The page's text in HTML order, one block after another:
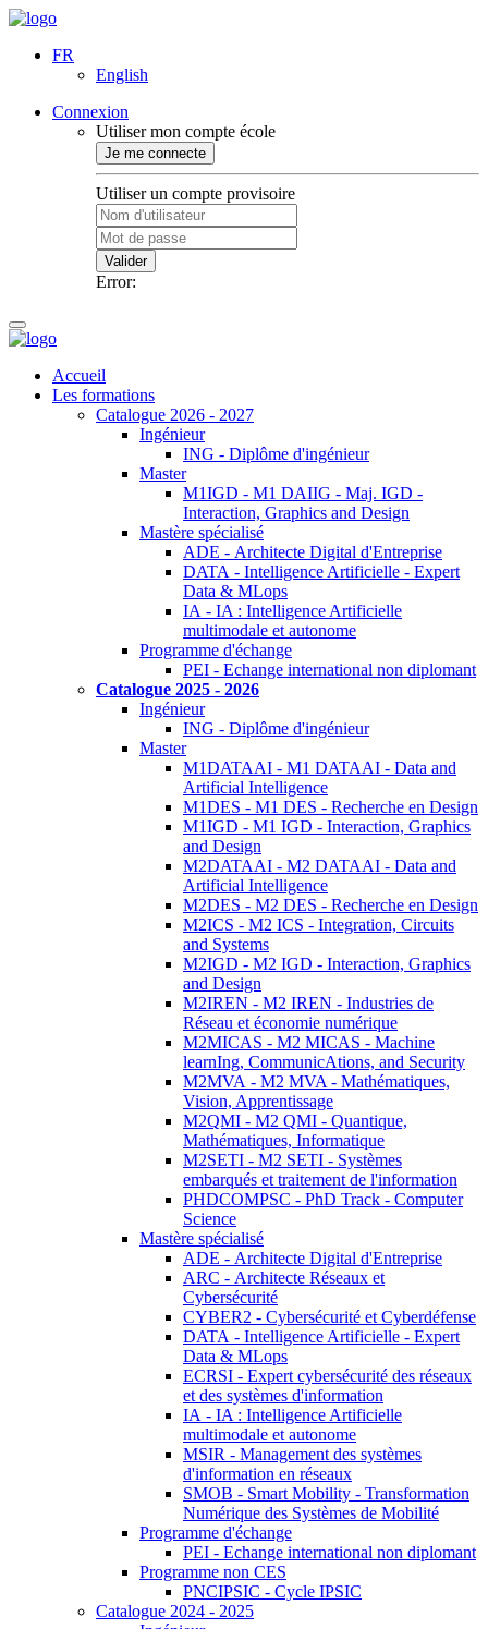
FR
English
Connexion
Utiliser mon compte école
Je me connecte
Utiliser un compte provisoire
Valider
Error:
Accueil
Les formations
Catalogue 2026 - 2027
Ingénieur
ING - Diplôme d'ingénieur
Master
M1IGD - M1 DAIIG - Maj. IGD -
Interaction, Graphics and Design
Mastère spécialisé
ADE - Architecte Digital d'Entreprise
DATA - Intelligence Artificielle - Expert
Data & MLops
IA - IA : Intelligence Artificielle
multimodale et autonome
Programme d'échange
PEI - Echange international non diplomant
Catalogue 2025 - 2026
Ingénieur
ING - Diplôme d'ingénieur
Master
M1DATAAI - M1 DATAAI - Data and
Artificial Intelligence
M1DES - M1 DES - Recherche en Design
M1IGD - M1 IGD - Interaction, Graphics
and Design
M2DATAAI - M2 DATAAI - Data and
Artificial Intelligence
M2DES - M2 DES - Recherche en Design
M2ICS - M2 ICS - Integration, Circuits
and Systems
M2IGD - M2 IGD - Interaction, Graphics
and Design
M2IREN - M2 IREN - Industries de
Réseau et économie numérique
M2MICAS - M2 MICAS - Machine
learnIng, CommunicAtions, and Security
M2MVA - M2 MVA - Mathématiques,
Vision, Apprentissage
M2QMI - M2 QMI - Quantique,
Mathématiques, Informatique
M2SETI - M2 SETI - Systèmes
embarqués et traitement de l'information
PHDCOMPSC - PhD Track - Computer
Science
Mastère spécialisé
ADE - Architecte Digital d'Entreprise
ARC - Architecte Réseaux et
Cybersécurité
CYBER2 - Cybersécurité et Cyberdéfense
DATA - Intelligence Artificielle - Expert
Data & MLops
ECRSI - Expert cybersécurité des réseaux
et des systèmes d'information
IA - IA : Intelligence Artificielle
multimodale et autonome
MSIR - Management des systèmes
d'information en réseaux
SMOB - Smart Mobility - Transformation
Numérique des Systèmes de Mobilité
Programme d'échange
PEI - Echange international non diplomant
Programme non CES
PNCIPSIC - Cycle IPSIC
Catalogue 2024 - 2025